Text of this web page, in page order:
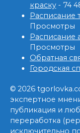
краску - 74
Расписание
Просмотры
Расписание
Просмотры
Обратная
Городская
© 2026
экспертное
публикация и
переработка
исключительно